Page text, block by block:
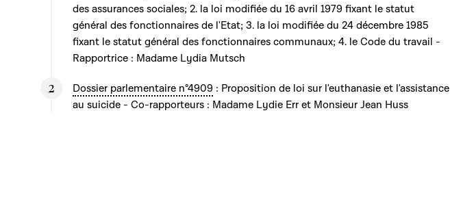
des assurances sociales; 2. la loi modifiée du 16 avril 1979 fixant le statut
général des fonctionnaires de l'Etat; 3. la loi modifiée du 24 décembre 1985
fixant le statut général des fonctionnaires communaux; 4. le Code du travail -
Rapportrice : Madame Lydia Mutsch
Dossier parlementaire n°4909 : Proposition de loi sur l'euthanasie et l'assistance
au suicide - Co-rapporteurs : Madame Lydie Err et Monsieur Jean Huss